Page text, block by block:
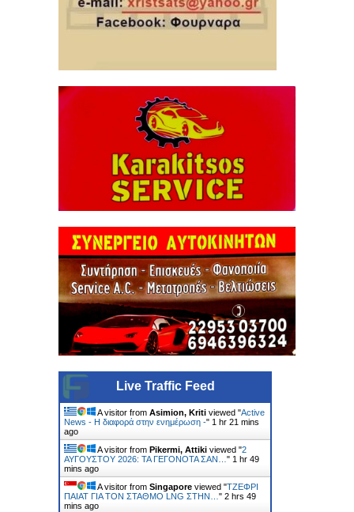
Live Traffic Feed
A visitor from Asimion, Kriti viewed "Active
News - Η διαφορά στην ενημέρωση -" 1 hr 21 mins
ago
A visitor from Pikermi, Attiki viewed "2
ΑΥΓΟΥΣΤΟΥ 2026: ΤΑ ΓΕΓΟΝΟΤΑ ΣΑΝ…" 1 hr 49
mins ago
A visitor from Singapore viewed "ΤΖΕΦΡΙ
ΠΑΙΑΤ ΓΙΑ ΤΟΝ ΣΤΑΘΜΟ LNG ΣΤΗΝ…" 2 hrs 49
mins ago